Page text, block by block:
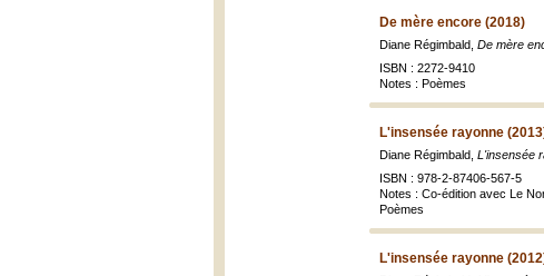
De mère encore (2018)
Diane Régimbald, De mère
ISBN : 2272-9410
Notes : Poèmes
L'insensée rayonne
Diane Régimbald, L'insensée
ISBN : 978-2-87406-567-5
Notes : Co-édition avec Le
Poèmes
L'insensée rayonne